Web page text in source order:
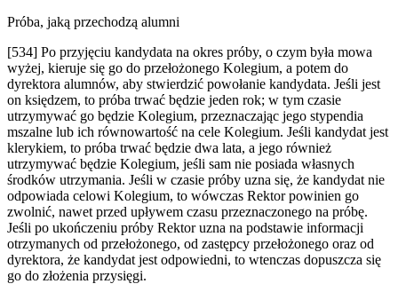
Próba, jaką przechodzą alumni
[534] Po przyjęciu kandydata na okres próby, o czym była mowa
wyżej, kieruje się go do przełożonego Kolegium, a potem do
dyrektora alumnów, aby stwierdzić powołanie kandydata. Jeśli jest
on księdzem, to próba trwać będzie jeden rok; w tym czasie
utrzymywać go będzie Kolegium, przeznaczając jego stypendia
mszalne lub ich równowartość na cele Kolegium. Jeśli kandydat jest
klerykiem, to próba trwać będzie dwa lata, a jego również
utrzymywać będzie Kolegium, jeśli sam nie posiada własnych
środków utrzymania. Jeśli w czasie próby uzna się, że kandydat nie
odpowiada celowi Kolegium, to wówczas Rektor powinien go
zwolnić, nawet przed upływem czasu przeznaczonego na próbę.
Jeśli po ukończeniu próby Rektor uzna na podstawie informacji
otrzymanych od przełożonego, od zastępcy przełożonego oraz od
dyrektora, że kandydat jest odpowiedni, to wtenczas dopuszcza się
go do złożenia przysięgi.